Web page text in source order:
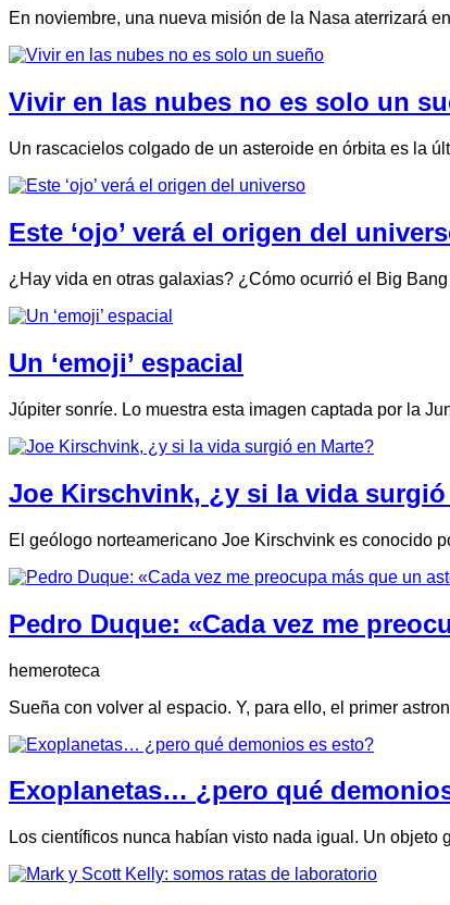
En noviembre, una nueva misión de la Nasa aterrizará
Vivir en las nubes no es solo un
Un rascacielos colgado de un asteroide en órbita es la
Este ‘ojo’ verá el origen del
¿Hay vida en otras galaxias? ¿Cómo ocurrió el Big
Un ‘emoji’ espacial
Júpiter sonríe. Lo muestra esta imagen captada por la
Joe Kirschvink, ¿y si la vida surgió
El geólogo norteamericano Joe Kirschvink es conocido
Pedro Duque: «Cada vez me
hemeroteca
Sueña con volver al espacio. Y, para ello, el primer
Exoplanetas… ¿pero qué
Los científicos nunca habían visto nada igual. Un